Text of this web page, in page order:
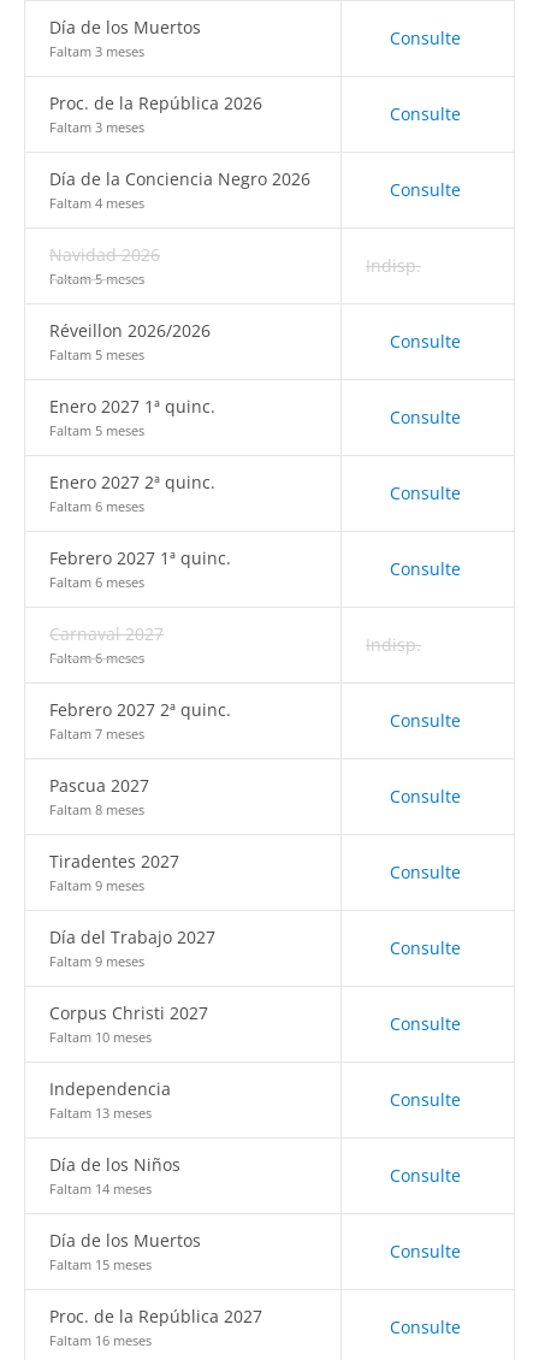
Día de los Muertos
Faltam 3 meses
Consulte
Proc. de la República 2026
Faltam 3 meses
Consulte
Día de la Conciencia Negro 2026
Faltam 4 meses
Consulte
Navidad 2026
Faltam 5 meses
Indisp.
Réveillon 2026/2026
Faltam 5 meses
Consulte
Enero 2027 1ª quinc.
Faltam 5 meses
Consulte
Enero 2027 2ª quinc.
Faltam 6 meses
Consulte
Febrero 2027 1ª quinc.
Faltam 6 meses
Consulte
Carnaval 2027
Faltam 6 meses
Indisp.
Febrero 2027 2ª quinc.
Faltam 7 meses
Consulte
Pascua 2027
Faltam 8 meses
Consulte
Tiradentes 2027
Faltam 9 meses
Consulte
Día del Trabajo 2027
Faltam 9 meses
Consulte
Corpus Christi 2027
Faltam 10 meses
Consulte
Independencia
Faltam 13 meses
Consulte
Día de los Niños
Faltam 14 meses
Consulte
Día de los Muertos
Faltam 15 meses
Consulte
Proc. de la República 2027
Faltam 16 meses
Consulte